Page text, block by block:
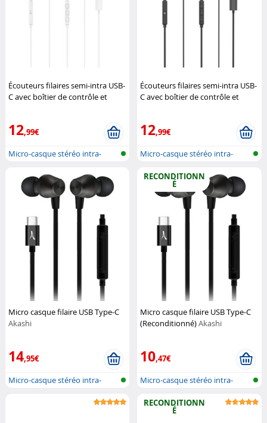
Écouteurs filaires semi-intra USB-
C avec boîtier de contrôle et
12,99€
Micro-casque stéréo intra-
Écouteurs filaires semi-intra USB-
C avec boîtier de contrôle et
12,99€
Micro-casque stéréo intra-
Micro casque filaire USB Type-C
Akashi
14,95€
Micro-casque stéréo intra-
RECONDITIONN
É
Micro casque filaire USB Type-C
(Reconditionné)Akashi
10,47€
Micro-casque stéréo intra-
RECONDITIONN
É